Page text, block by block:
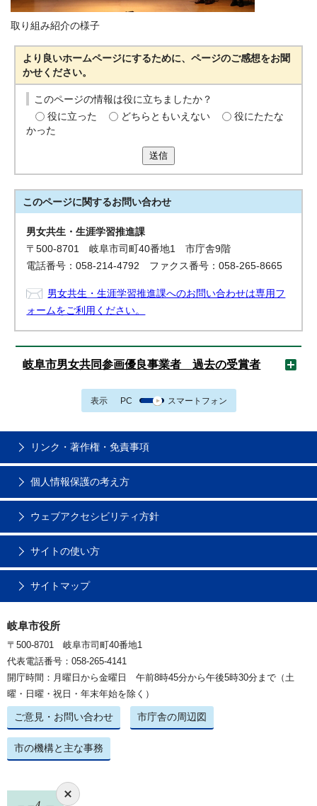
取り組み紹介の様子
より良いホームページにするために、ページのご感想をお聞
かせください。
このページの情報は役に立ちましたか？
役に立った
どちらともいえない
役にたたな
かった
送信
このページに関するお問い合わせ
男女共生・生涯学習推進課
〒500-8701 岐阜市司町40番地1 市庁舎9階
電話番号：058-214-4792 ファクス番号：058-265-8665
男女共生・生涯学習推進課へのお問い合わせは専用フ
ォームをご利用ください。
岐阜市男女共同参画優良事業者 過去の受賞者
表示 PC スマートフォン
リンク・著作権・免責事項
個人情報保護の考え方
ウェブアクセシビリティ方針
サイトの使い方
サイトマップ
岐阜市役所
〒500-8701 岐阜市司町40番地1
代表電話番号：058-265-4141
開庁時間：月曜日から金曜日 午前8時45分から午後5時30分まで（土
曜・日曜・祝日・年末年始を除く）
ご意見・お問い合わせ 市庁舎の周辺図
市の機構と主な事務